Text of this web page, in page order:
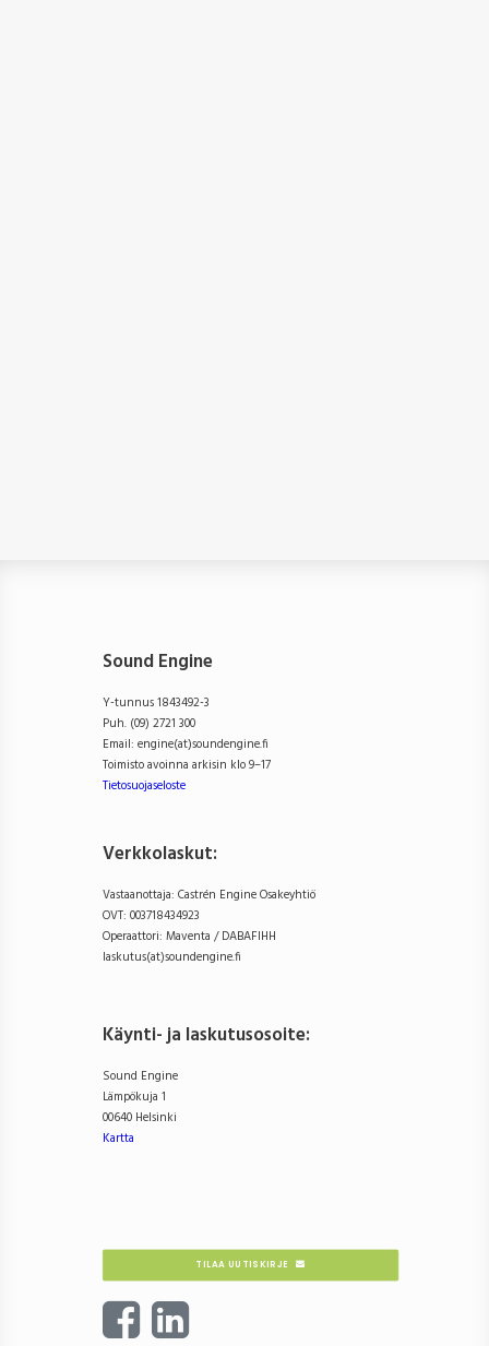
Sound Engine
Y-tunnus 1843492-3
Puh. (09) 2721 300
Email: engine(at)soundengine.fi
Toimisto avoinna arkisin klo 9–17
Tietosuojaseloste
Verkkolaskut:
Vastaanottaja: Castrén Engine Osakeyhtiö
OVT: 003718434923
Operaattori: Maventa / DABAFIHH
laskutus(at)soundengine.fi
Käynti- ja laskutusosoite:
Sound Engine
Lämpökuja 1
00640 Helsinki
Kartta
TILAA UUTISKIRJE